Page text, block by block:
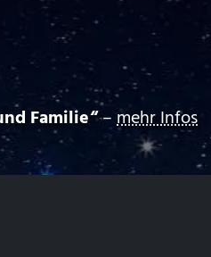
Familie⁠ ⁠“–mehr Infos